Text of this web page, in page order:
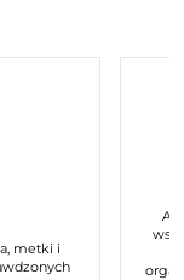
metki i